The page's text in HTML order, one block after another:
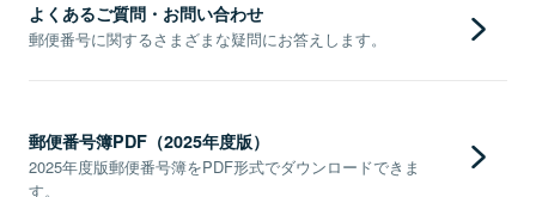
よくあるご質問・お問い合わせ
郵便番号に関するさまざまな疑問にお答えします。
郵便番号簿PDF（2025年度版）
2025年度版郵便番号簿をPDF形式でダウンロードできま
す。